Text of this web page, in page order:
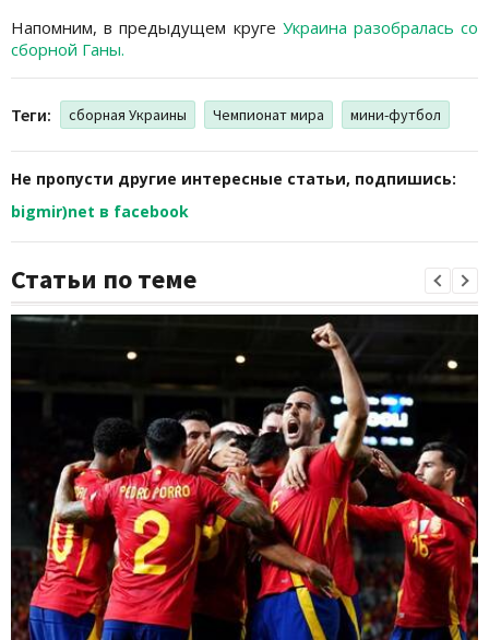
Напомним, в предыдущем круге Украина разобралась со
сборной Ганы.
Теги: сборная Украины Чемпионат мира мини-футбол
Не пропусти другие интересные статьи, подпишись:
bigmir)net в facebook
Статьи по теме